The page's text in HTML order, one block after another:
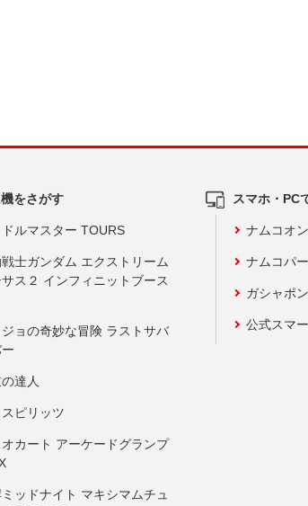
をさがす
ルマスター TOURS
士ガンダム エクストリーム
ス２ インフィニットブース
ョの奇妙な冒険 ラストサバ
達人
ピリッツ
カート アーケードグランプ
ッドナイト マキシマムチュ
スマホ・PC
ナムコオ
ナムコパ
ガシャポ
公式スマ